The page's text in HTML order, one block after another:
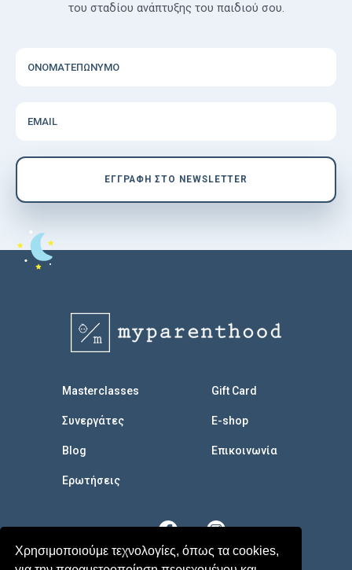
Χρησιμοποιούμε τεχνολογίες, όπως τα cookies,
του σταδίου ανάπτυξης του παιδιού σου.
ΟΝΟΜΑΤΕΠΩΝΥΜΟ
EMAIL
EΓΓΡΑΦΗ ΣΤΟ NEWSLETTER
Masterclasses
Συνεργάτες
Blog
Eρωτήσεις
Gift Card
E-shop
Επικοινωνία